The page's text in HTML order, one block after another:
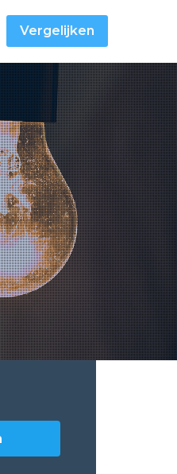
Vergelijken